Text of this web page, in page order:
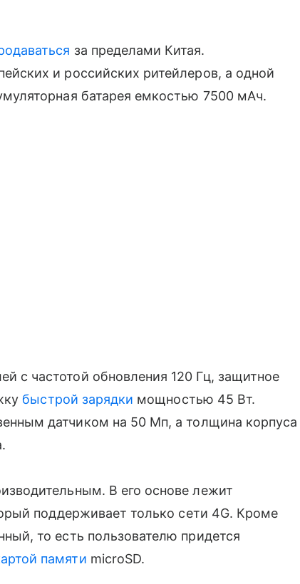
за пределами Китая.
и российских ритейлеров, а одной
батарея емкостью 7500 мАч.
с частотой обновления 120 Гц, защитное
быстрой зарядки мощностью 45 Вт.
датчиком на 50 Мп, а толщина корпуса
В его основе лежит
поддерживает только сети 4G. Кроме
то есть пользователю придется
памяти microSD.